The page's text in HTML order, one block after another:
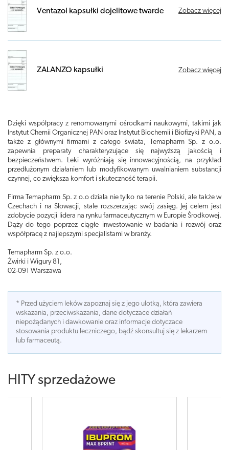
Ventazol kapsułki dojelitowe twarde Zobacz więcej
ZALANZO kapsułki Zobacz więcej
Dzięki współpracy z renomowanymi ośrodkami naukowymi, takimi jak
Instytut Chemii Organicznej PAN oraz Instytut Biochemii i Biofizyki PAN, a
także z głównymi firmami z całego świata, Temapharm Sp. z o.o.
zapewnia preparaty charakteryzujące się najwyższą jakością i
bezpieczeństwem. Leki wyróżniają się innowacyjnością, na przykład
przedłużonym działaniem lub modyfikowanym uwalnianiem substancji
czynnej, co zwiększa komfort i skuteczność terapii.
Firma Temapharm Sp. z o.o działa nie tylko na terenie Polski, ale także w
Czechach i na Słowacji, stale rozszerzając swój zasięg. Jej celem jest
zdobycie pozycji lidera na rynku farmaceutycznym w Europie Środkowej.
Dąży do tego poprzez ciągłe inwestowanie w badania i rozwój oraz
współpracę z najlepszymi specjalistami w branży.
Temapharm Sp. z o.o.
Żwirki i Wigury 81,
02-091 Warszawa
* Przed użyciem leków zapoznaj się z jego ulotką, która zawiera
wskazania, przeciwskazania, dane dotyczace działań
niepożądanych i dawkowanie oraz informacje dotyczace
stosowania produktu leczniczego, bądź skonsultuj się z lekarzem
lub farmaceutą.
HITY sprzedażowe